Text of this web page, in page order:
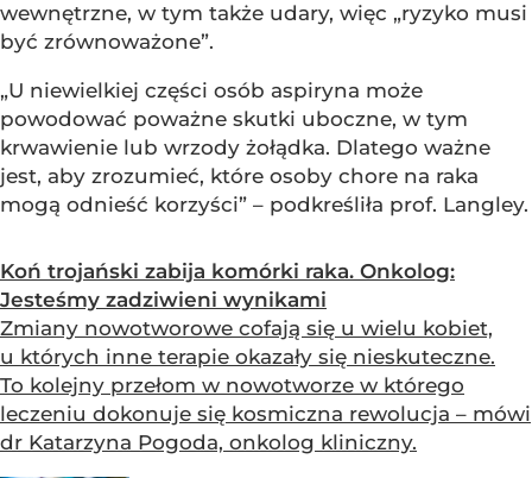
wewnętrzne, w tym także udary, więc „ryzyko musi
być zrównoważone”.
„U niewielkiej części osób aspiryna może
powodować poważne skutki uboczne, w tym
krwawienie lub wrzody żołądka. Dlatego ważne
jest, aby zrozumieć, które osoby chore na raka
mogą odnieść korzyści” – podkreśliła prof. Langley.
Koń trojański zabija komórki raka. Onkolog:
Jesteśmy zadziwieni wynikami
Zmiany nowotworowe cofają się u wielu kobiet,
u których inne terapie okazały się nieskuteczne.
To kolejny przełom w nowotworze w którego
leczeniu dokonuje się kosmiczna rewolucja – mówi
dr Katarzyna Pogoda, onkolog kliniczny.